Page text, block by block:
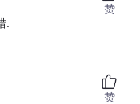
.
赞
赞